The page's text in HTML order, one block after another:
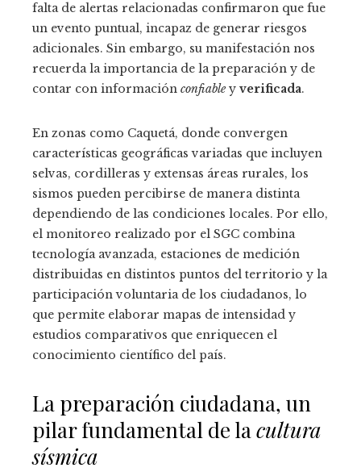
falta de alertas relacionadas confirmaron que fue
un evento puntual, incapaz de generar riesgos
adicionales. Sin embargo, su manifestación nos
recuerda la importancia de la preparación y de
contar con información confiabley verificada.
En zonas como Caquetá, donde convergen
características geográficas variadas que incluyen
selvas, cordilleras y extensas áreas rurales, los
sismos pueden percibirse de manera distinta
dependiendo de las condiciones locales. Por ello,
el monitoreo realizado por el SGC combina
tecnología avanzada, estaciones de medición
distribuidas en distintos puntos del territorio y la
participación voluntaria de los ciudadanos, lo
que permite elaborar mapas de intensidad y
estudios comparativos que enriquecen el
conocimiento científico del país.
La preparación ciudadana, un
pilar fundamental de lacultura
sísmica